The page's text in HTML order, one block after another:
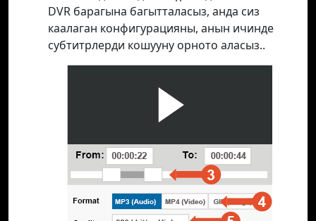
DVR барагына багытталасыз, анда сиз
каалаган конфигурацияны, анын ичинде
субтитрлерди кошууну орното аласыз..